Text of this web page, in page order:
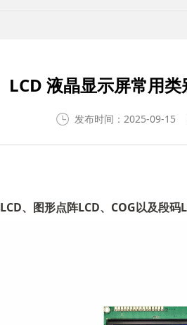
LCD 液晶显示屏常用
发布时间：2025-09-15
、图形点阵LCD、COG以及段码